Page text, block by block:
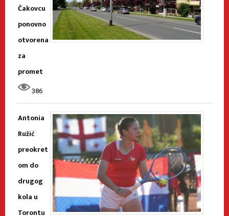
Čakovcu
ponovno
otvorena
za
promet
386
Antonia
Ružić
preokret
om do
drugog
kola u
Torontu